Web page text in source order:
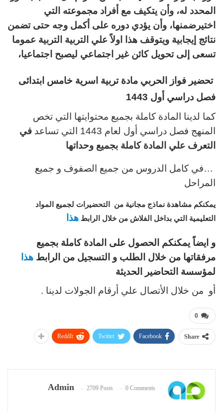
المحدد له، وأن يتكيف مع أفراد مجموعته التي
اختيرضمنها، وأن يؤدي دوره على أكمل وجه حتى تضمن
نتائج إيجابية ويتوقف هذا اولاً علي التربية التربية عموما
تسعى إلى تحويل كائن غير اجتماعي ليصبح اجتماعيا،
تحضير فواز الحربي مادة تربية اسرية خامس ابتدائى
فصل دراسي أول 1443
كما لدينا المادة كاملة بجميع محتوايتها التي تخص
المنهج فصل دراسي أول لعام 1443 التي تساعد
في
التعرف علي المادة كاملة بجميع وحداتها
…في كامل الدروس من جميع الصفوف و جميع
المراحل
يمكنكم مشاهدة نماذج مجانية من التحضيرات لجميع المواد
التعليمية
التي بداخل الفلاش من خلال الرابط هذا
و ايضاً يمكنكم الحصول على المادةكاملة بجميع
مرفقاتها من خلال الطلب و التسجيل من الرابط هذا
لمؤسسة التحاضير الحديثة
أو من خلال الأتصال علي أرقام الجولات لدينا .
0
Share
Facebook
Twitter
ReddIt
Admin 2709 Posts 0 Comments